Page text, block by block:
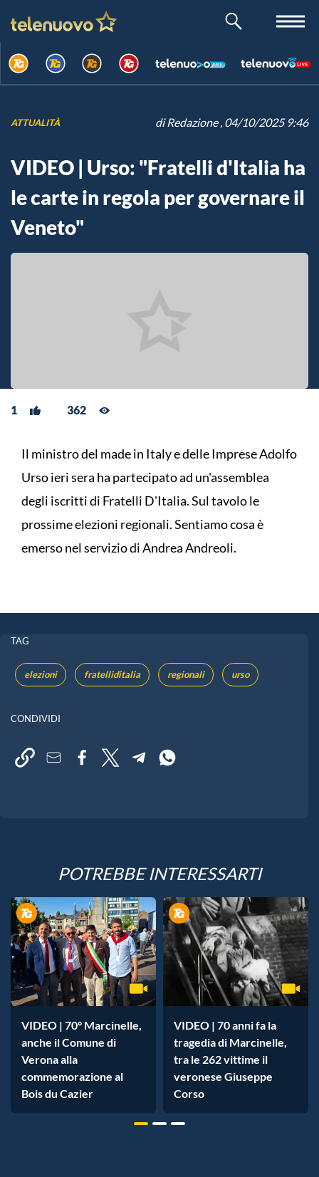
ATTUALITÀ diRedazione, 04/10/2025 9:46
VIDEO | Urso: "Fratelli d'Italia ha
le carte in regola per governare il
Veneto"
1 362
Il ministro del made in Italy e delle Imprese Adolfo
Urso ieri sera ha partecipato ad un'assemblea
degli iscritti di Fratelli D'Italia. Sul tavolo le
prossime elezioni regionali. Sentiamo cosa è
emerso nel servizio di Andrea Andreoli.
TAG
elezioni fratelliditalia regionali urso
CONDIVIDI
POTREBBE INTERESSARTI
VIDEO | 70° Marcinelle,
anche il Comune di
Verona alla
commemorazione al
Bois du Cazier
VIDEO | 70 anni fa la
tragedia di Marcinelle,
tra le 262 vittime il
veronese Giuseppe
Corso